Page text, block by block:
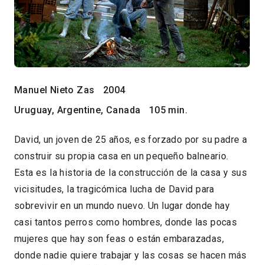
Manuel Nieto Zas
2004
Uruguay, Argentine, Canada
105 min.
David, un joven de 25 años, es forzado por su padre a
construir su propia casa en un pequeño balneario.
Esta es la historia de la construcción de la casa y sus
vicisitudes, la tragicómica lucha de David para
sobrevivir en un mundo nuevo. Un lugar donde hay
casi tantos perros como hombres, donde las pocas
mujeres que hay son feas o están embarazadas,
donde nadie quiere trabajar y las cosas se hacen más